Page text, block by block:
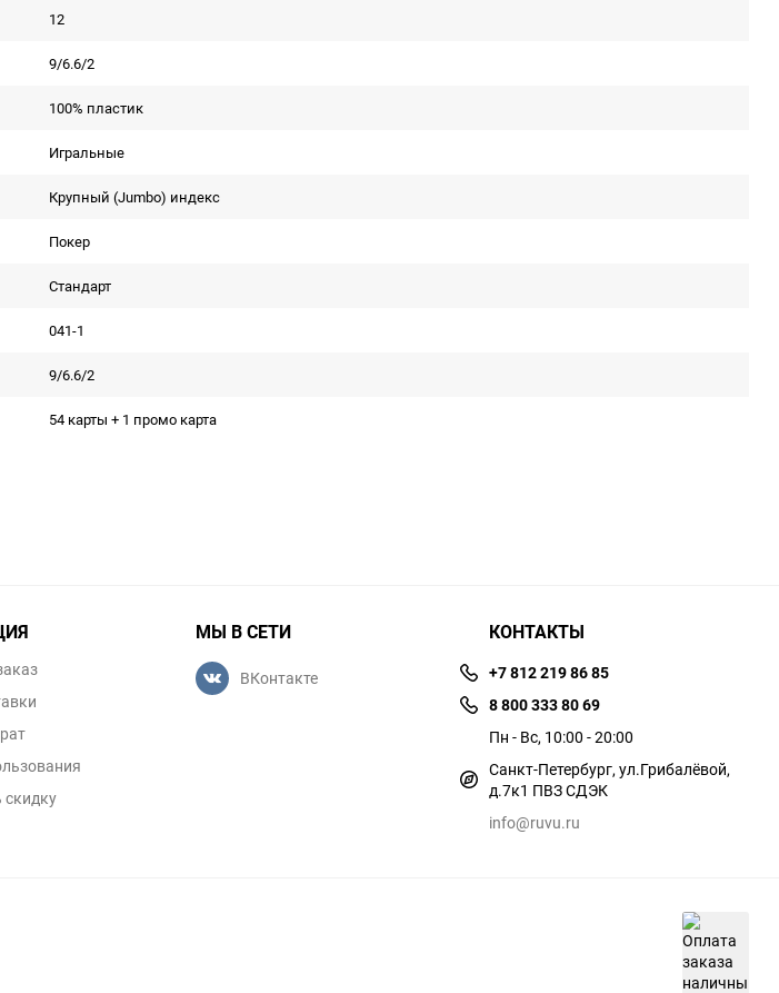
12
9/6.6/2
100% пластик
Игральные
Крупный (Jumbo) индекс
Покер
Стандарт
041-1
9/6.6/2
54 карты + 1 промо карта
скидку
МЫ В СЕТИ
ВКонтакте
КОНТАКТЫ
+7 812 219 86 85
8 800 333 80 69
Пн - Вс, 10:00 - 20:00
Санкт-Петербург, ул.​​Грибалёвой,
д.7к1 ПВЗ СДЭК
info@ruvu.ru